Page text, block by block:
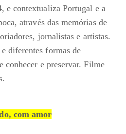
e contextualiza Portugal e a
através das memórias de
jornalistas e artistas.
diferentes formas de
conhecer e preservar. Filme
com amor